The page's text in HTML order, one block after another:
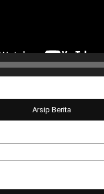
Arsip Berita